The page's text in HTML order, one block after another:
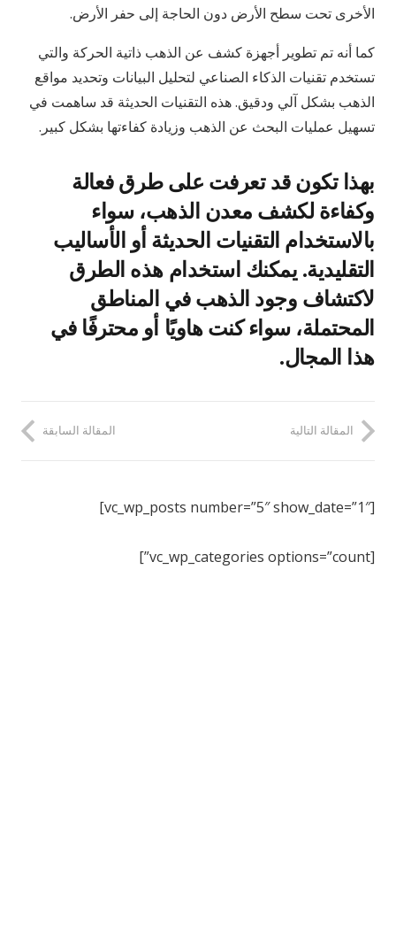
الأخرى تحت سطح الأرض دون الحاجة إلى حفر الأرض.
كما أنه تم تطوير أجهزة كشف عن الذهب ذاتية الحركة والتي
تستخدم تقنيات الذكاء الصناعي لتحليل البيانات وتحديد مواقع
الذهب بشكل آلي ودقيق. هذه التقنيات الحديثة قد ساهمت في
تسهيل عمليات البحث عن الذهب وزيادة كفاءتها بشكل كبير.
بهذا تكون قد تعرفت على طرق فعالة
وكفاءة لكشف معدن الذهب، سواء
بالاستخدام التقنيات الحديثة أو الأساليب
التقليدية. يمكنك استخدام هذه الطرق
لاكتشاف وجود الذهب في المناطق
المحتملة، سواء كنت هاويًا أو محترفًا في
هذا المجال.
المقالة السابقة المقالة التالية
[vc_wp_posts number=”5″ show_date=”1″]
[vc_wp_categories options=”count”]